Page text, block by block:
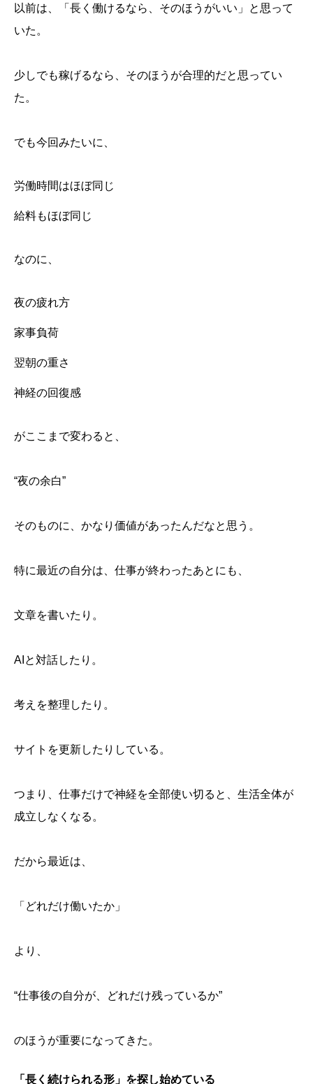
以前は、「長く働けるなら、そのほうがいい」と思って
いた。
少しでも稼げるなら、そのほうが合理的だと思ってい
た。
でも今回みたいに、
労働時間はほぼ同じ
給料もほぼ同じ
なのに、
夜の疲れ方
家事負荷
翌朝の重さ
神経の回復感
がここまで変わると、
“夜の余白”
そのものに、かなり価値があったんだなと思う。
特に最近の自分は、仕事が終わったあとにも、
文章を書いたり。
AIと対話したり。
考えを整理したり。
サイトを更新したりしている。
つまり、仕事だけで神経を全部使い切ると、生活全体が
成立しなくなる。
だから最近は、
「どれだけ働いたか」
より、
“仕事後の自分が、どれだけ残っているか”
のほうが重要になってきた。
「長く続けられる形」を探し始めている
夜の余白は、「自由時間」以上に大事だった